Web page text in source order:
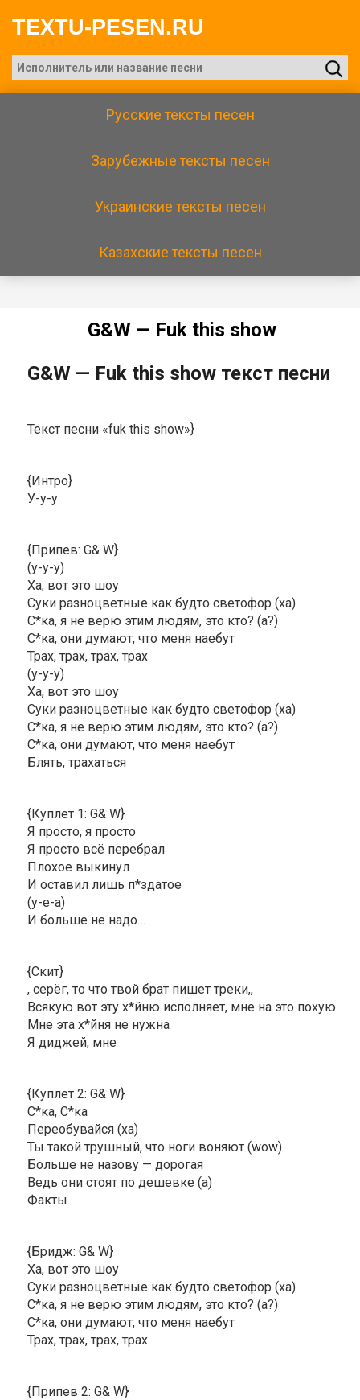
TEXTU-PESEN.RU
Русские тексты песен
Зарубежные тексты песен
Украинские тексты песен
Казахские тексты песен
G&W — Fuk this shоw
G&W — Fuk this shоw текст песни
Текст песни «fuk this show»}
{Интро}
У-у-у
{Припев: G& W}
(у-у-у)
Ха, вот это шоу
Суки разноцветные как будто светофор (ха)
С*ка, я не верю этим людям, это кто? (а?)
С*ка, они думают, что меня наебут
Трах, трах, трах, трах
(у-у-у)
Ха, вот это шоу
Суки разноцветные как будто светофор (ха)
С*ка, я не верю этим людям, это кто? (а?)
С*ка, они думают, что меня наебут
Блять, трахаться
{Куплет 1: G& W}
Я просто, я просто
Я просто всё перебрал
Плохое выкинул
И оставил лишь п*здатое
(у-е-а)
И больше не надо…
{Скит}
, серёг, то что твой брат пишет треки,,
Всякую вот эту х*йню исполняет, мне на это похую
Мне эта х*йня не нужна
Я диджей, мне
{Куплет 2: G& W}
С*ка, С*ка
Переобувайся (ха)
Ты такой трушный, что ноги воняют (wow)
Больше не назову — дорогая
Ведь они стоят по дешевке (а)
Факты
{Бридж: G& W}
Ха, вот это шоу
Суки разноцветные как будто светофор (ха)
С*ка, я не верю этим людям, это кто? (а?)
С*ка, они думают, что меня наебут
Трах, трах, трах, трах
{Припев 2: G& W}